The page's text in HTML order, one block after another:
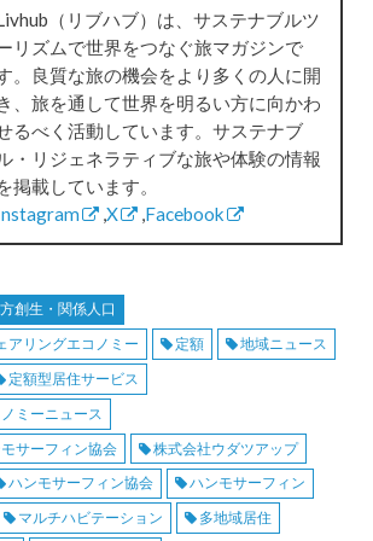
（リブハブ）は、サステナブルツ
リズムで世界をつなぐ旅マガジンで
。良質な旅の機会をより多くの人に開
、旅を通して世界を明るい方に向かわ
るべく活動しています。サステナブ
・リジェネラティブな旅や体験の情報
掲載しています。
,X ,Facebook
創生・関係人口
アリングエコノミー 定額
地域ニュース
定額型居住サービス
ミーニュース
サーフィン協会
株式会社ウダツアップ
ハンモサーフィン協会
ハンモサーフィン
マルチハビテーション
多地域居住